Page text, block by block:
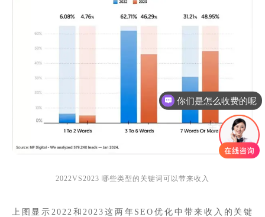
2022VS2023 哪些类型的关键词可以带来收入
上图显示2022和2023这两年SEO优化中带来收入的关键
你们是怎么收费的呢